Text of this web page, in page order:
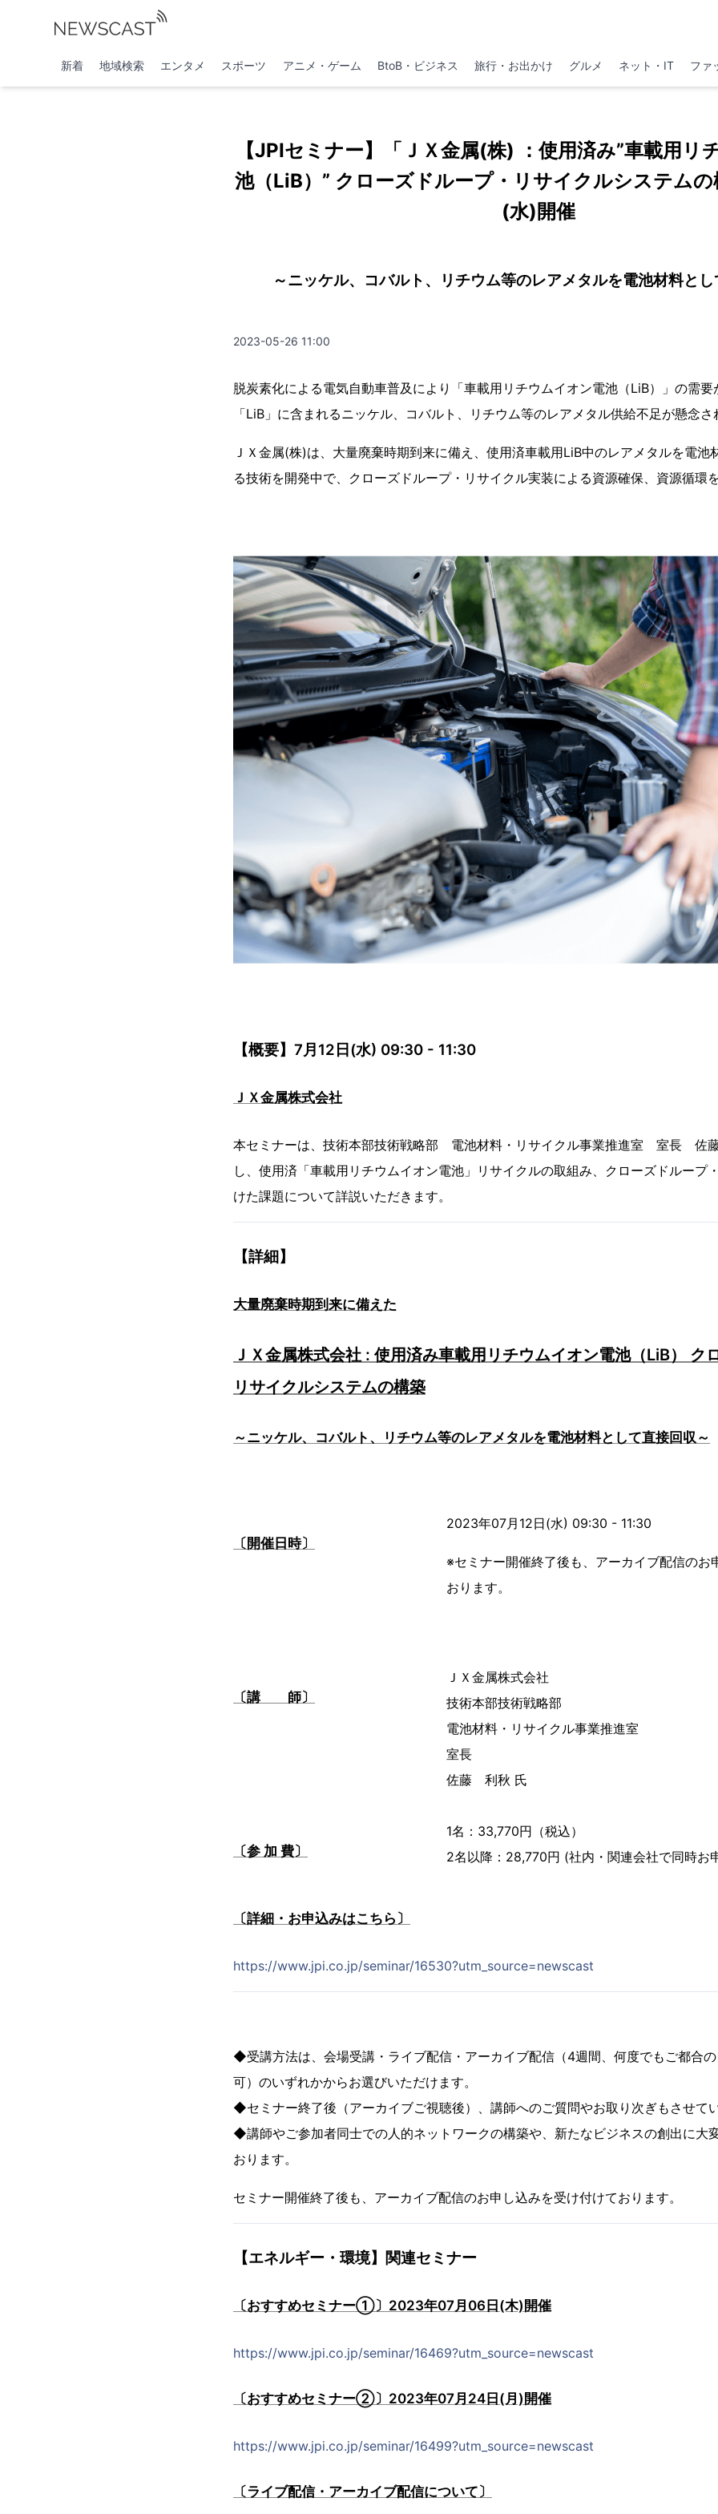
新着 地域検索 エンタメ スポーツ アニメ・ゲーム BtoB・ビジネス 旅行・お出かけ グルメ ネット・IT ファ
【JPIセミナー】「ＪＸ金属(株) ：使用済み”車載用リ
池（LiB）” クローズドループ・リサイクルシステムの
(水)開催
～ニッケル、コバルト、リチウム等のレアメタルを電池材料とし
2023-05-26 11:00
脱炭素化による電気自動車普及により「車載用リチウムイオン電池（LiB）」の需
「LiB」に含まれるニッケル、コバルト、リチウム等のレアメタル供給不足が懸念さ
ＪＸ金属(株)は、大量廃棄時期到来に備え、使用済車載用LiB中のレアメタルを電池
る技術を開発中で、クローズドループ・リサイクル実装による資源確保、資源循環
【概要】7月12日(水) 09:30 - 11:30
ＪＸ金属株式会社
本セミナーは、技術本部技術戦略部 電池材料・リサイクル事業推進室 室長 佐
し、使用済「車載用リチウムイオン電池」リサイクルの取組み、クローズドループ
けた課題について詳説いただきます。
【詳細】
大量廃棄時期到来に備えた
ＪＸ金属株式会社 : 使用済み車載用リチウムイオン電池（LiB） ク
リサイクルシステムの構築
～ニッケル、コバルト、リチウム等のレアメタルを電池材料として直接回収～
〔開催日時〕
2023年07月12日(水) 09:30 - 11:30
※セミナー開催終了後も、アーカイブ配信のお
おります。
〔講 師〕
ＪＸ金属株式会社
技術本部技術戦略部
電池材料・リサイクル事業推進室
室長
佐藤 利秋 氏
〔参 加 費〕
1名：33,770円（税込）
2名以降：28,770円 (社内・関連会社で同時お
〔詳細・お申込みはこちら〕
https://www.jpi.co.jp/seminar/16530?utm_source=newscast
◆受講方法は、会場受講・ライブ配信・アーカイブ配信（4週間、何度でもご都合
可）のいずれかからお選びいただけます。
◆セミナー終了後（アーカイブご視聴後）、講師へのご質問やお取り次ぎもさせて
◆講師やご参加者同士での人的ネットワークの構築や、新たなビジネスの創出に大
おります。
セミナー開催終了後も、アーカイブ配信のお申し込みを受け付けております。
【エネルギー・環境】関連セミナー
〔おすすめセミナー①〕2023年07月06日(木)開催
https://www.jpi.co.jp/seminar/16469?utm_source=newscast
〔おすすめセミナー②〕2023年07月24日(月)開催
https://www.jpi.co.jp/seminar/16499?utm_source=newscast
〔ライブ配信・アーカイブ配信について〕